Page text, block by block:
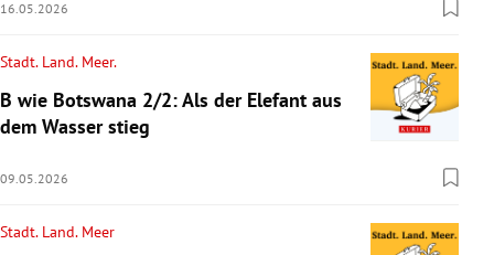
16.05.2026
Stadt. Land. Meer.
B wie Botswana 2/2: Als der Elefant aus
dem Wasser stieg
09.05.2026
Stadt. Land. Meer